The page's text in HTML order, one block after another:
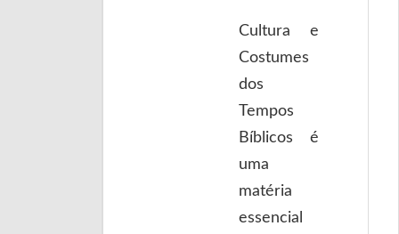
Cultura e
Costumes
dos
Tempos
Bíblicos é
uma
matéria
essencial